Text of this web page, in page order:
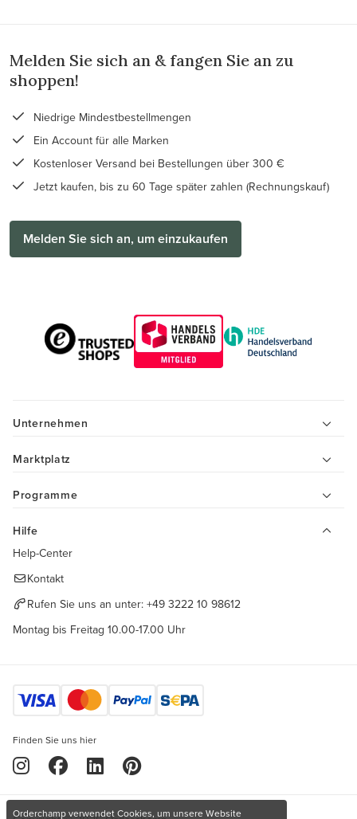
Melden Sie sich an & fangen Sie an zu
shoppen!
Niedrige Mindestbestellmengen
Ein Account für alle Marken
Kostenloser Versand bei Bestellungen über 300 €
Jetzt kaufen, bis zu 60 Tage später zahlen (Rechnungskauf)
Melden Sie sich an, um einzukaufen
Unternehmen
Marktplatz
Programme
Hilfe
Help-Center
Kontakt
Rufen Sie uns an unter: +49 3222 10 98612
Montag bis Freitag 10.00-17.00 Uhr
Finden Sie uns hier
Orderchamp verwendet Cookies, um unsere Website